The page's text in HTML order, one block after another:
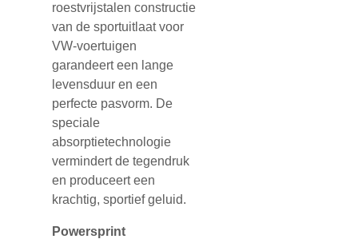
roestvrijstalen constructie
van de sportuitlaat voor
VW-voertuigen
garandeert een lange
levensduur en een
perfecte pasvorm. De
speciale
absorptietechnologie
vermindert de tegendruk
en produceert een
krachtig, sportief geluid.
Powersprint